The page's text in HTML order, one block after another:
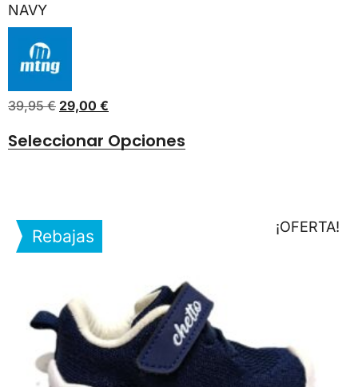
NAVY
39,95€ 29,00 €
Seleccionar Opciones
Rebajas ¡OFERTA!